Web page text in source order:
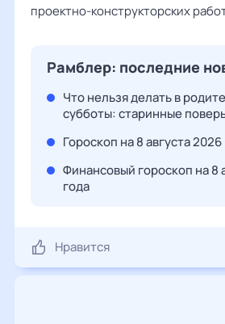
проектно-конструкторских
Рамблер: последние
Что нельзя делать в
субботы: старинные
Гороскоп на 8 августа 2026
Финансовый гороскоп на 8
года
Нравится